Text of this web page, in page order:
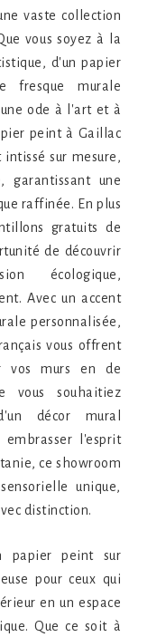
vaste collection
vous soyez à la
d'un papier
fresque murale
ode à l'art et à
peint à Gaillac
sur mesure,
garantissant une
raffinée. En plus
gratuits de
de découvrir
écologique,
Avec un accent
personnalisée,
vous offrent
vos murs en de
vous souhaitiez
décor mural
embrasser l'esprit
ce showroom
unique,
distinction.
papier peint sur
pour ceux qui
en un espace
Que ce soit à